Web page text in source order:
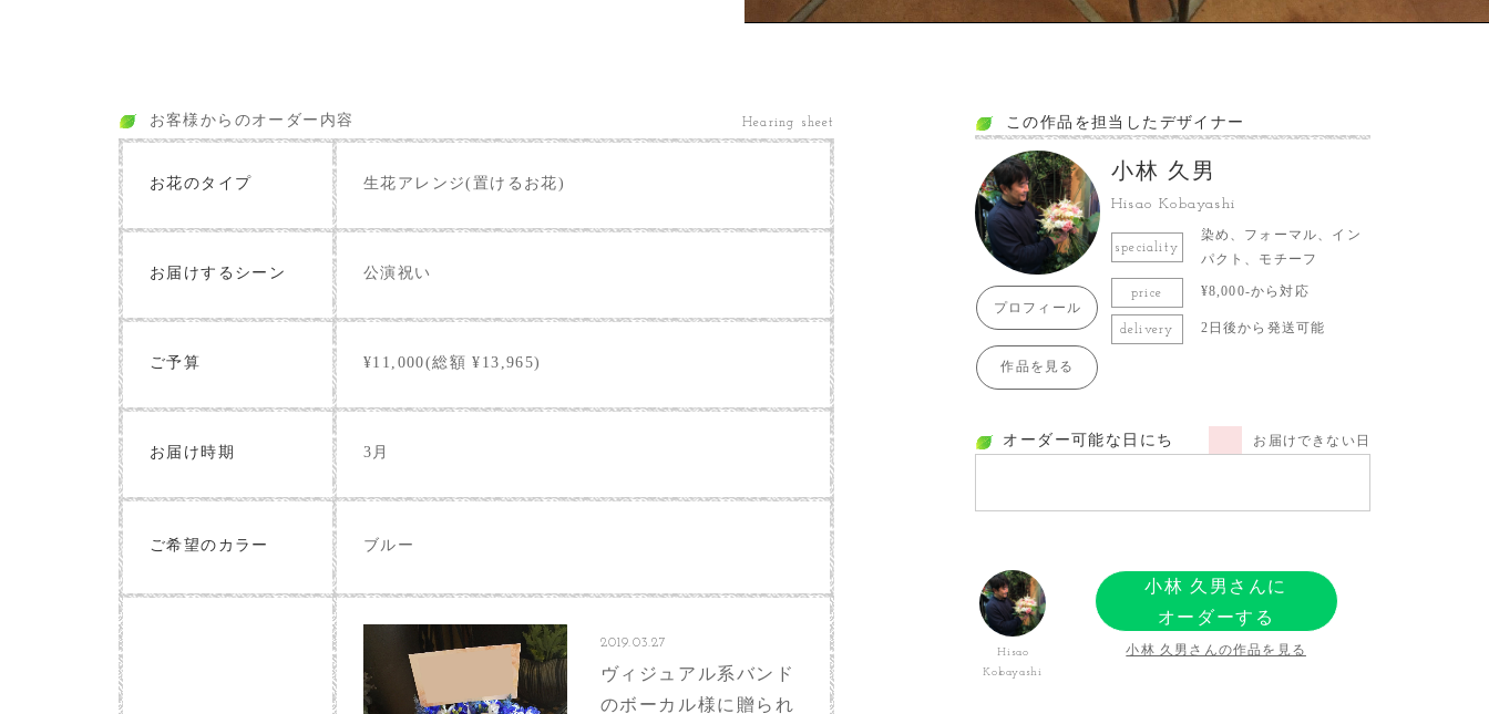
お客様からのオーダー内容 Hearing sheet
お花のタイプ 生花アレンジ(置けるお花)
お届けするシーン 公演祝い
ご予算 ¥11,000(総額 ¥13,965)
お届け時期 3月
ご希望のカラー ブルー
2019.03.27
ヴィジュアル系バンド
のボーカル様に贈られ
この作品を担当したデザイナー
プロフィール
作品を見る
小林 久男
Hisao Kobayashi
speciality
染め、フォーマル、イン
パクト、モチーフ
price ¥8,000-から対応
delivery 2日後から発送可能
オーダー可能な日にち お届けできない日
Hisao
Kobayashi
小林 久男さんに
オーダーする
小林 久男さんの作品を見る